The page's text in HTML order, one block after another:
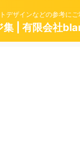
デザインなどの参考にご
集 | 有限会社